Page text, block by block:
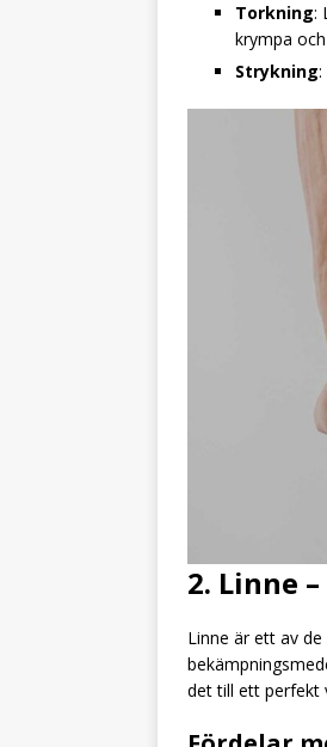
Torkning:
krympa
Strykning:
2. Linne
Linne är ett av
det till ett perfekt